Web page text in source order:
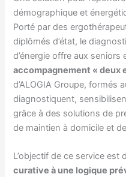
démographique et
Porté par des
diplômés d’état, le
d’énergie offre aux seniors
accompagnement « deux
d’ALOGIA Groupe, formés
diagnostiquent,
grâce à des solutions de
de maintien à domicile et
L’objectif de ce service est
curative à une logique